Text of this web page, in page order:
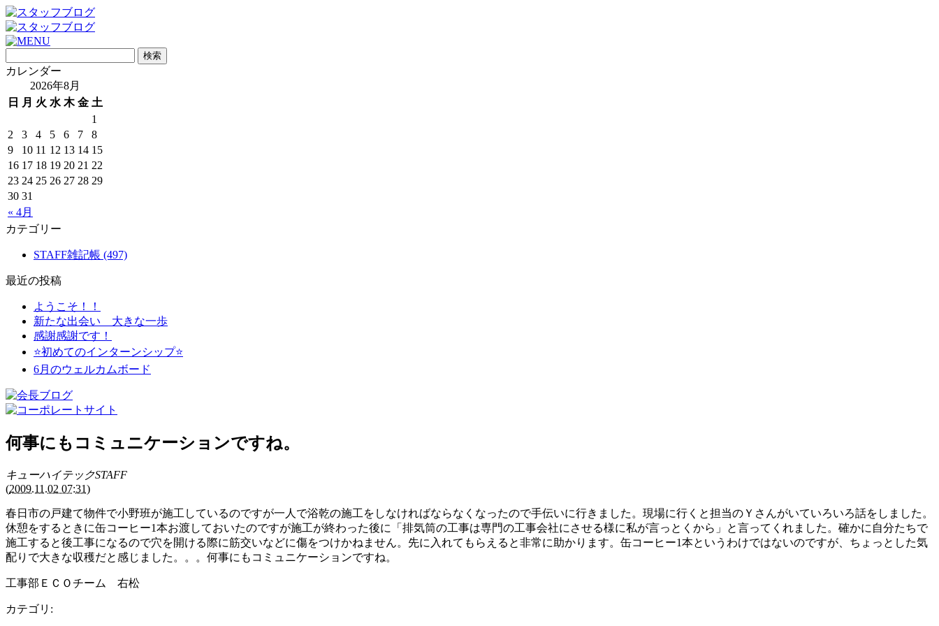
カレンダー
2026年8月
日
月 火 水 木 金 土
« 4月
1
2
3 4 5 6 7
8
9
10 11 12 13 14 15
16 17 18 19 20 21 22
23 24 25 26 27 28 29
30 31
カテゴリー
STAFF雑記帳 (497)
最近の投稿
ようこそ！！
新たな出会い 大きな一歩
感謝感謝です！
⭐初めてのインターンシップ⭐
6月のウェルカムボード
何事にもコミュニケーションですね。
キューハイテックSTAFF
(2009.11.02 07:31)
春日市の戸建て物件で小野班が施工しているのですが一人で浴乾の施工をしなければならなくなったので手伝いに行きました。現場に行くと担当のＹさんがいていろいろ話をしました。
休憩をするときに缶コーヒー1本お渡しておいたのですが施工が終わった後に「排気筒の工事は専門の工事会社にさせる様に私が言っとくから」と言ってくれました。確かに自分たちで
施工すると後工事になるので穴を開ける際に筋交いなどに傷をつけかねません。先に入れてもらえると非常に助かります。缶コーヒー1本というわけではないのですが、ちょっとした気
配りで大きな収穫だと感じました。。。何事にもコミュニケーションですね。
工事部ＥＣＯチーム 右松
カテゴリ :